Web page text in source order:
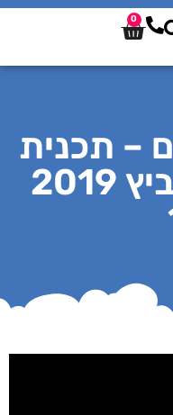
0
– תכנית
35 שרון דוידוביץ 2019